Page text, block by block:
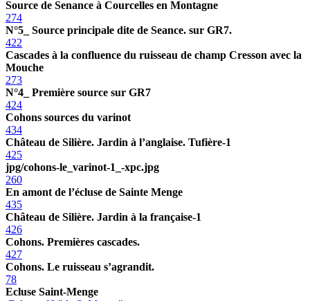
Source de Senance à Courcelles en Montagne
274
N°5_ Source principale dite de Seance. sur GR7.
422
Cascades à la confluence du ruisseau de champ Cresson avec la
Mouche
273
N°4_ Première source sur GR7
424
Cohons sources du varinot
434
Château de Silière. Jardin à l’anglaise. Tufière-1
425
jpg/cohons-le_varinot-1_-xpc.jpg
260
En amont de l’écluse de Sainte Menge
435
Château de Silière. Jardin à la française-1
426
Cohons. Premières cascades.
427
Cohons. Le ruisseau s’agrandit.
78
Ecluse Saint-Menge